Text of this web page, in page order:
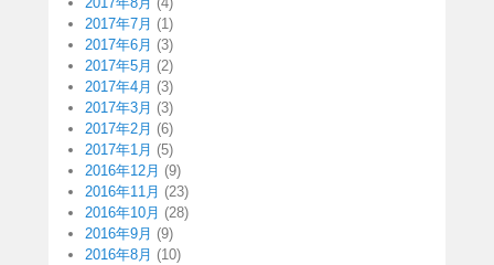
2017年7月 (1)
2017年6月 (3)
2017年5月 (2)
2017年4月 (3)
2017年3月 (3)
2017年2月 (6)
2017年1月 (5)
2016年12月 (9)
2016年11月 (23)
2016年10月 (28)
2016年9月 (9)
2016年8月 (10)